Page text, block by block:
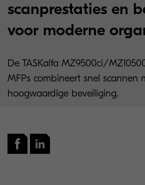
scanprestaties en
voor moderne
De TASKalfa MZ9500ci/
MFPs combineert snel scannen
hoogwaardige beveiliging.